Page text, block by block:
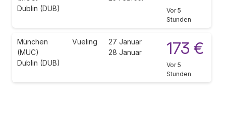
Dublin (DUB)
Vor 5
Stunden
München
(MUC)
Dublin (DUB)
Vueling
27 Januar
28 Januar
173 €
Vor 5
Stunden